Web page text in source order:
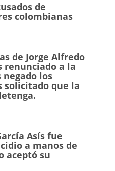
de
colombianas
de Jorge Alfredo
renunciado a la
negado los
solicitado que la
Asís fue
a manos de
aceptó su